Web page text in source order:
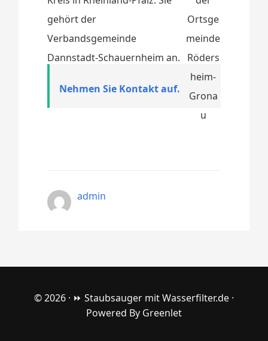
gehört der
Verbandsgemeinde
Dannstadt-Schauernheim an.
Nehmen Sie Kontakt auf.
admin
© 2026 · ⏩ Staubsauger mit Wasserfilter.de ·
Powered By Greenlet